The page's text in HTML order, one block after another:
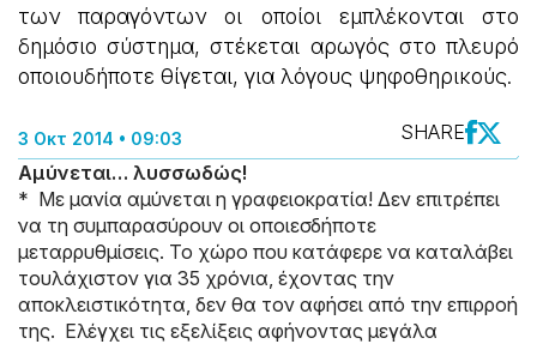
των παραγόντων οι οποίοι εμπλέκονται στο
δημόσιο σύστημα, στέκεται αρωγός στο πλευρό
οποιουδήποτε θίγεται, για λόγους ψηφοθηρικούς.
3 Οκτ 2014 • 09:03
SHARE
Αμύνεται… λυσσωδώς!
* Με μανία αμύνεται η γραφειοκρατία! Δεν επιτρέπει
να τη συμπαρασύρουν οι οποιεσδήποτε
μεταρρυθμίσεις. Το χώρο που κατάφερε να καταλάβει
τουλάχιστον για 35 χρόνια, έχοντας την
αποκλειστικότητα, δεν θα τον αφήσει από την επιρροή
της. Ελέγχει τις εξελίξεις αφήνοντας μεγάλα